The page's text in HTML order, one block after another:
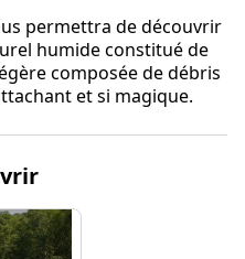
permettra de découvrir
humide constitué de
composée de débris
et si magique.